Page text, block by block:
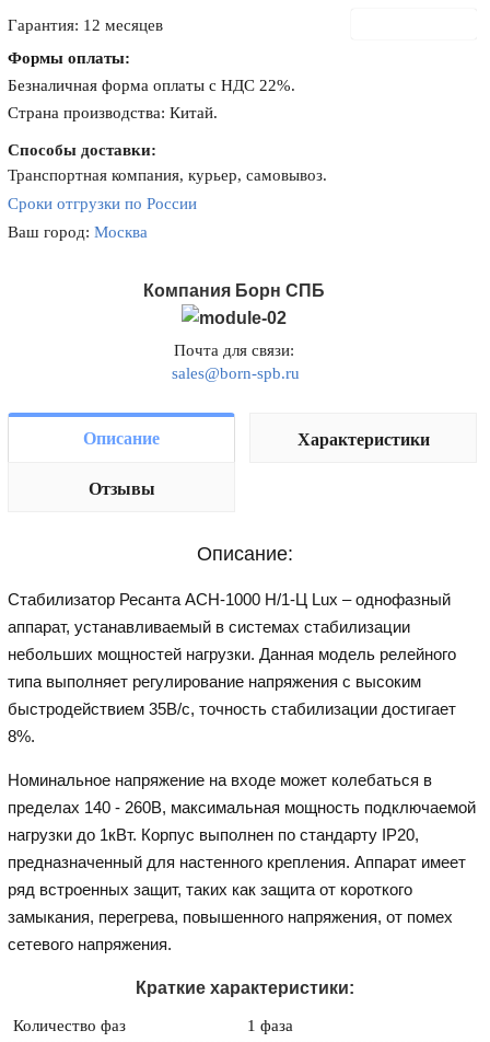
Гарантия: 12 месяцев
Формы оплаты:
Безналичная форма оплаты с НДС 22%.
Страна производства: Китай.
Способы доставки:
Транспортная компания, курьер, самовывоз.
Сроки отгрузки по России
Ваш город:Москва
Компания Борн СПБ
Почта для связи:
sales@born-spb.ru
Описание Характеристики
Отзывы
Описание:
Стабилизатор Ресанта АСН-1000 Н/1-Ц Lux – однофазный
аппарат, устанавливаемый в системах стабилизации
небольших мощностей нагрузки. Данная модель релейного
типа выполняет регулирование напряжения с высоким
быстродействием 35В/с, точность стабилизации достигает
8%.
Номинальное напряжение на входе может колебаться в
пределах 140 - 260В, максимальная мощность подключаемой
нагрузки до 1кВт. Корпус выполнен по стандарту IP20,
предназначенный для настенного крепления. Аппарат имеет
ряд встроенных защит, таких как защита от короткого
замыкания, перегрева, повышенного напряжения, от помех
сетевого напряжения.
Краткие характеристики:
Количество фаз
1 фаза